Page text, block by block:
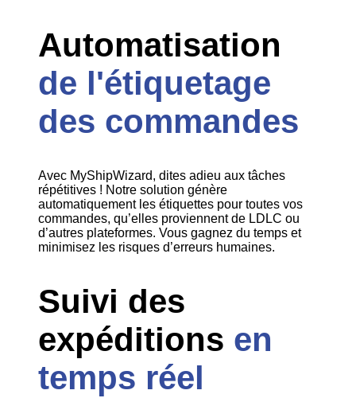
Automatisation
de l'étiquetage
des commandes
Avec MyShipWizard, dites adieu aux tâches
répétitives ! Notre solution génère
automatiquement les étiquettes pour toutes vos
commandes, qu’elles proviennent de LDLC ou
d’autres plateformes. Vous gagnez du temps et
minimisez les risques d’erreurs humaines.
Suivi des
expéditions en
temps réel